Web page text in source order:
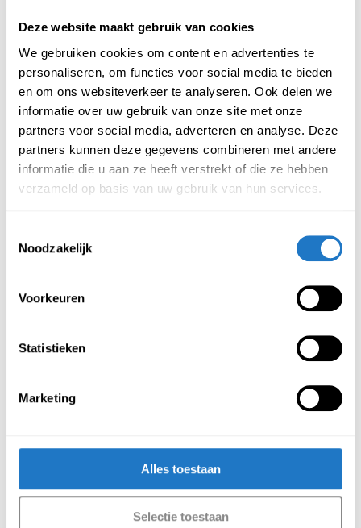
Deze website maakt gebruik van cookies
We gebruiken cookies om content en advertenties te
personaliseren, om functies voor social media te bieden
en om ons websiteverkeer te analyseren. Ook delen we
informatie over uw gebruik van onze site met onze
partners voor social media, adverteren en analyse. Deze
partners kunnen deze gegevens combineren met andere
informatie die u aan ze heeft verstrekt of die ze hebben
verzameld op basis van uw gebruik van hun services.
Noodzakelijk
Voorkeuren
Statistieken
Marketing
Alles toestaan
Selectie toestaan
Kenmerken barkruk Jax:
Moderne stoel
Afnemen met een lichtvochtige doek
Voor binnen gebruik
Materiaal frame: Metaal
Martindale 70000
Breedte: 47 cm
Diepte: 46 cm
Beschikt over vloerbeschermers
Voorgemonteerd: Nee
Aanbevolen producten